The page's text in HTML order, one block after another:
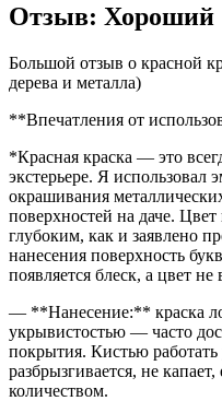
Отзыв: Хороший
Большой отзыв о красной
дерева и металла)
**Впечатления от
*Красная краска — это
экстерьере. Я
окрашивания
поверхностей на даче.
глубоким, как и заявлено
нанесения поверхность
появляется блеск, а цвет
— **Нанесение:** краска
укрывистостью — часто
покрытия. Кистью работать
разбрызгивается, не
количеством.